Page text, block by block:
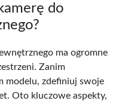
do
ma ogromne
Zanim
modelu, zdefiniuj swoje
Oto kluczowe aspekty,